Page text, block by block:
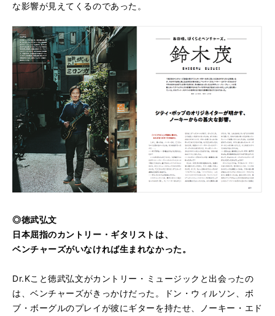
な影響が見えてくるのであった。
◎徳武弘文
日本屈指のカントリー・ギタリストは、
ベンチャーズがいなければ生まれなかった。
Dr.Kこと徳武弘文がカントリー・ミュージックと出会ったの
は、ベンチャーズがきっかけだった。ドン・ウィルソン、ボ
ブ・ボーグルのプレイが彼にギターを持たせ、ノーキー・エド